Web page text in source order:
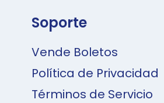
Soporte
Vende Boletos
Política de Privacidad
Términos de Servicio